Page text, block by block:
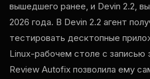
вышедшего ранее, и Devin 2.2,
2026 года. В Devin 2.2 агент
тестировать десктопные
Linux-рабочем столе с записью
Review Autofix позволила ему